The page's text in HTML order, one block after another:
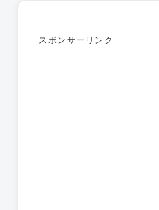
スポンサーリンク